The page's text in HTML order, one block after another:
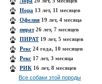
Нора 13 лет, 11 месяцев
Офелия 19 лет, 4 месяца
пират26 лет, 7 месяцев
ПИРАТ19 лет, 5 месяцев
Рекс 24 года, 10 месяцев
Рекс 17 лет, 3 месяца
РИК 16 лет, 8 месяцев
Все собаки этой породы